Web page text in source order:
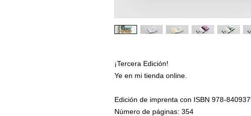
¡Tercera Edición!
Ye en mi tienda online.
Edición de imprenta con ISBN 978-
Número de páginas: 354